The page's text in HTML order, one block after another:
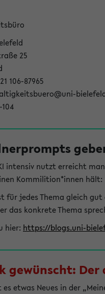
25
106-87965
intensiv nutzt erreicht
Kommilition*innen hält:
für jedes Thema gleich
das konkrete Thema
hier: https://blogs.uni-
gewünscht:
etwas Neues in der